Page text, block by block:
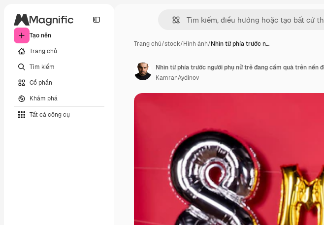
Tạo nên
Trang chủ
Tìm kiếm
Cổ phần
Khám phá
Tất cả công cụ
Trang chủ/stock/Hình ảnh/Nhìn từ phía trước n…
KamranAydinov